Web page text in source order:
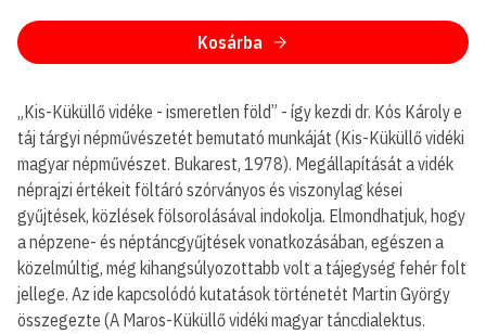
Kosárba
„Kis-Küküllő vidéke - ismeretlen föld” - így kezdi dr. Kós Károly e
táj tárgyi népművészetét bemutató munkáját (Kis-Küküllő vidéki
magyar népművészet. Bukarest, 1978). Megállapítását a vidék
néprajzi értékeit föltáró szórványos és viszonylag kései
gyűjtések, közlések fölsorolásával indokolja. Elmondhatjuk, hogy
a népzene- és néptáncgyűjtések vonatkozásában, egészen a
közelmúltig, még kihangsúlyozottabb volt a tájegység fehér folt
jellege. Az ide kapcsolódó kutatások történetét Martin György
összegezte (A Maros-Küküllő vidéki magyar táncdialektus.